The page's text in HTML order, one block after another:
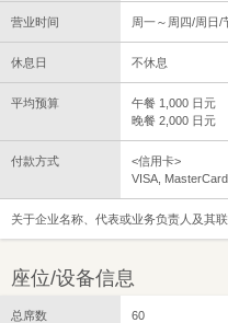
营业时间 周一～周四/周日/
休息日 不休息
平均预算
午餐 1,000 日元
晚餐 2,000 日元
付款方式
<信用卡>
VISA,
关于企业名称、代表或业务负责人及其
座位/设备信息
总席数 60